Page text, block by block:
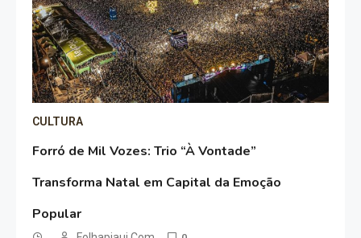
CULTURA
Forró de Mil Vozes: Trio “À Vontade”
Transforma Natal em Capital da Emoção
Popular